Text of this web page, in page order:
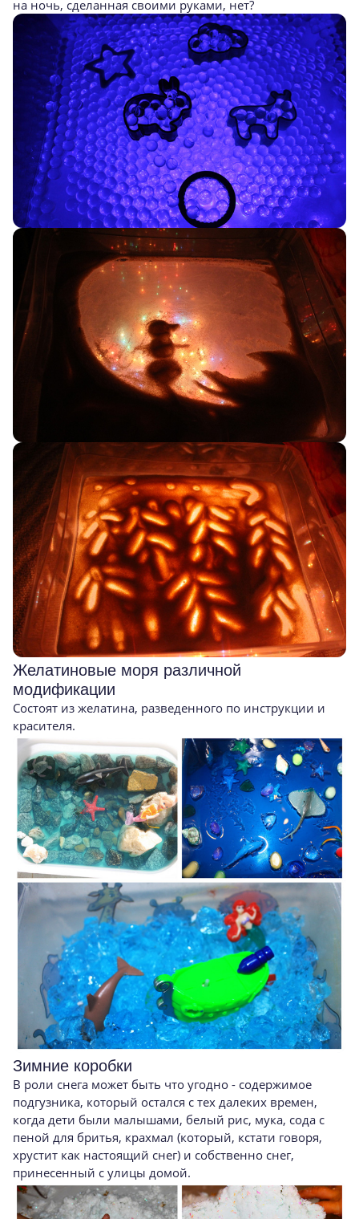
на ночь, сделанная своими руками, нет?
Желатиновые моря различной
модификации
Состоят из желатина, разведенного по инструкции и
красителя.
Зимние коробки
В роли снега может быть что угодно - содержимое
подгузника, который остался с тех далеких времен,
когда дети были малышами, белый рис, мука, сода с
пеной для бритья, крахмал (который, кстати говоря,
хрустит как настоящий снег) и собственно снег,
принесенный с улицы домой.